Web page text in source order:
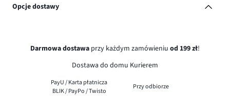
Opcje dostawy
Darmowa dostawa przy każdym zamówieniu od 199 zł!
Dostawa do domu Kurierem
PayU / Karta płatnicza
BLIK / PayPo / Twisto
Przy odbiorze